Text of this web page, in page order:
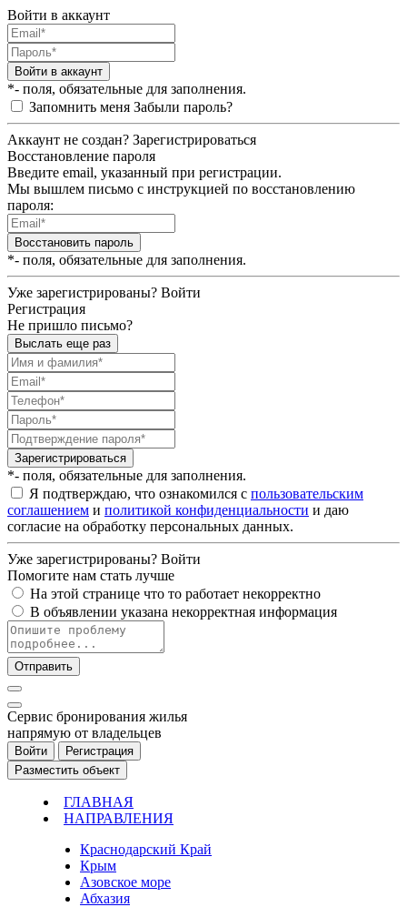
Войти в аккаунт
Войти в аккаунт
*- поля, обязательные для заполнения.
Запомнить меня Забыли пароль?
Аккаунт не создан? Зарегистрироваться
Восстановление пароля
Введите email, указанный при регистрации.
Мы вышлем письмо с инструкцией по восстановлению
пароля:
Восстановить пароль
*- поля, обязательные для заполнения.
Уже зарегистрированы? Войти
Регистрация
Не пришло письмо?
Выслать еще раз
Зарегистрироваться
*- поля, обязательные для заполнения.
Я подтверждаю, что ознакомился с пользовательским
соглашением и политикой конфиденциальности и даю
согласие на обработку персональных данных.
Уже зарегистрированы? Войти
Помогите нам стать лучше
На этой странице что то работает некорректно
В объявлении указана некорректная информация
Отправить
Cервис бронирования жилья
напрямую от владельцев
Войти
Регистрация
Разместить объект
ГЛАВНАЯ
НАПРАВЛЕНИЯ
Краснодарский Край
Крым
Азовское море
Абхазия